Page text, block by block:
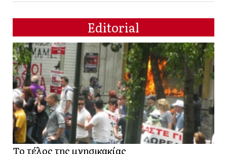
Editorial
Το τέλος της μνησικακίας